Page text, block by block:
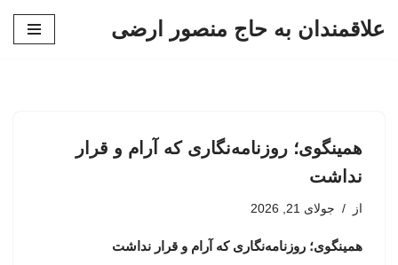
علاقمندان به حاج منصور ارضی
همینگوی؛ روزنامه‌نگاری که آرام و قرار
نداشت
از جولای 21, 2026
همینگوی؛ روزنامه‌نگاری که آرام و قرار نداشت